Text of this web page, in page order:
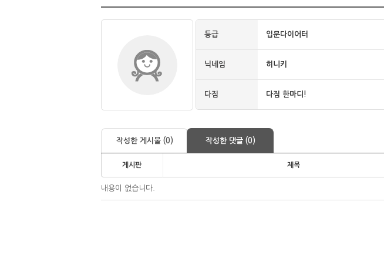
등급 입문다이어터
닉네임 히니키
다짐 다짐 한마디!
작성한 게시물 (0) 작성한 댓글 (0)
게시판 제목
내용이 없습니다.